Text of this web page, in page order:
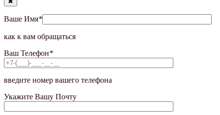
Ваше Имя*
как к вам обращаться
Ваш Телефон*
введите номер вашего телефона
Укажите Вашу Почту